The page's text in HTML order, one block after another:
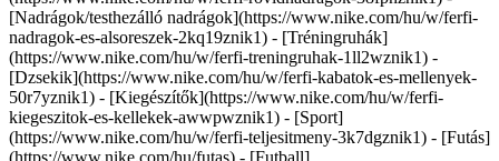
[Nadrágok/testhezálló nadrágok](https://www.nike.com/hu/w/ferfi-
nadragok-es-alsoreszek-2kq19znik1) - [Tréningruhák]
(https://www.nike.com/hu/w/ferfi-treningruhak-1ll2wznik1) -
[Dzsekik](https://www.nike.com/hu/w/ferfi-kabatok-es-mellenyek-
50r7yznik1) - [Kiegészítők](https://www.nike.com/hu/w/ferfi-
kiegeszitok-es-kellekek-awwpwznik1) - [Sport]
(https://www.nike.com/hu/w/ferfi-teljesitmeny-3k7dgznik1) - [Futás]
(https://www.nike.com/hu/futas) - [Futball]